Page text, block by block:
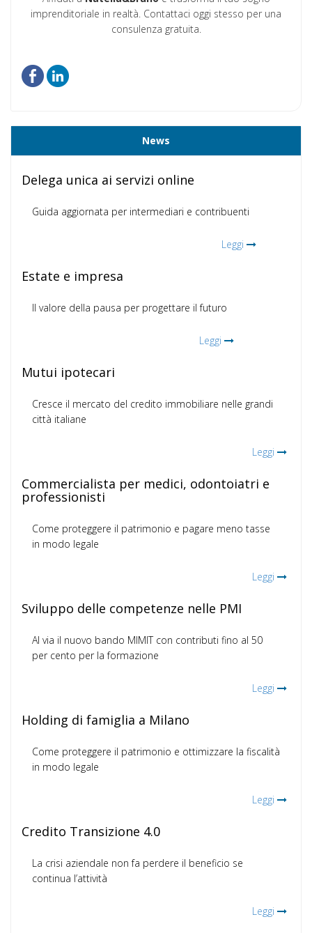
imprenditoriale in realtà. Contattaci oggi stesso per una
consulenza gratuita.
News
Delega unica ai servizi online
Guida aggiornata per intermediari e contribuenti
Leggi
Estate e impresa
Il valore della pausa per progettare il futuro
Leggi
Mutui ipotecari
Cresce il mercato del credito immobiliare nelle grandi
città italiane
Leggi
Commercialista per medici, odontoiatri e
professionisti
Come proteggere il patrimonio e pagare meno tasse
in modo legale
Leggi
Sviluppo delle competenze nelle PMI
Al via il nuovo bando MIMIT con contributi fino al 50
per cento per la formazione
Leggi
Holding di famiglia a Milano
Come proteggere il patrimonio e ottimizzare la fiscalità
in modo legale
Leggi
Credito Transizione 4.0
La crisi aziendale non fa perdere il beneficio se
continua l’attività
Leggi